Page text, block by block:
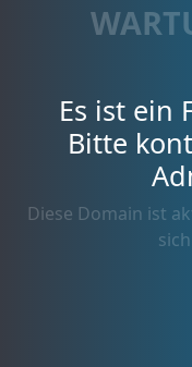
Es ist ein
Bitte
Diese Domain ist